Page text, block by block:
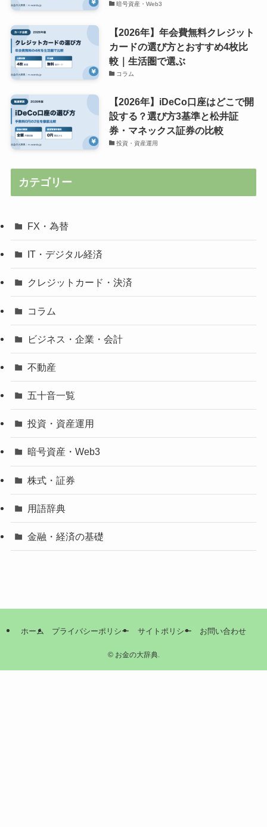
暗号資産・Web3
【2026年】年会費無料クレジット
カードの選び方とおすすめ4枚比
較｜生活圏で選ぶ
コラム
【2026年】iDeCo口座はどこで開
設する？選び方3基準と松井証
券・マネックス証券の比較
投資・資産運用
カテゴリー
FX・為替
IT・デジタル経済
クレジットカード・決済
コラム
ビジネス・企業・会計
不動産
五十音一覧
投資・資産運用
暗号資産・Web3
株式・証券
用語辞典
金融・経済の基礎
ホーム プライバシーポリシー サイトポリシー お問い合わせ
©お金の大辞典.